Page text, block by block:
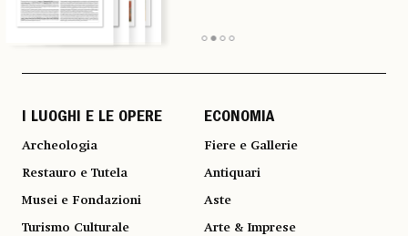
I LUOGHI E LE OPERE
Archeologia
Restauro e Tutela
Musei e Fondazioni
Turismo Culturale
ECONOMIA
Fiere e Gallerie
Antiquari
Aste
Arte & Imprese